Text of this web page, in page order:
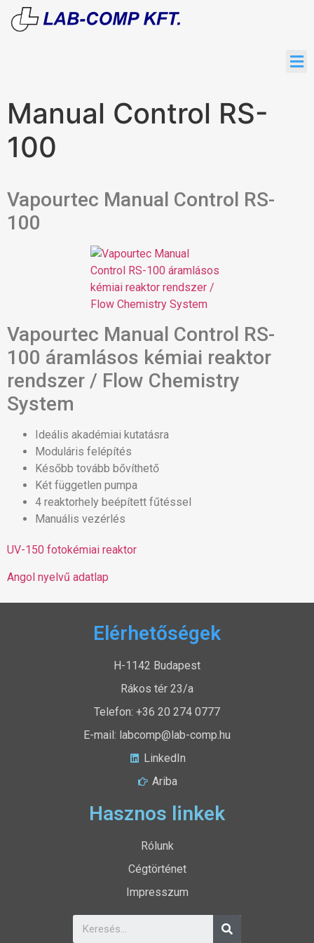
Manual Control RS-
100
Vapourtec Manual Control RS-
100
Vapourtec Manual Control RS-
100 áramlásos kémiai reaktor
rendszer / Flow Chemistry
System
Ideális akadémiai kutatásra
Moduláris felépítés
Később tovább bővíthető
Két független pumpa
4 reaktorhely beépített fűtéssel
Manuális vezérlés
UV-150 fotokémiai reaktor
Angol nyelvű adatlap
Elérhetőségek
H-1142 Budapest
Rákos tér 23/a
Telefon: +36 20 274 0777
E-mail: labcomp@lab-comp.hu
LinkedIn
Ariba
Hasznos linkek
Rólunk
Cégtörténet
Impresszum